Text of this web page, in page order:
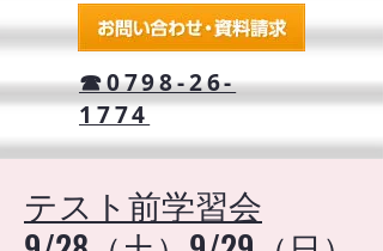
☎0798-26-
1774
テスト前学習会